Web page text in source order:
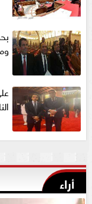
أراء